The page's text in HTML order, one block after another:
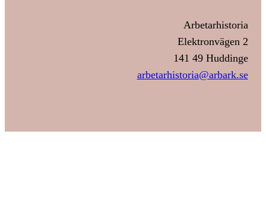
Arbetarhistoria
Elektronvägen 2
141 49 Huddinge
arbetarhistoria@arbark.se